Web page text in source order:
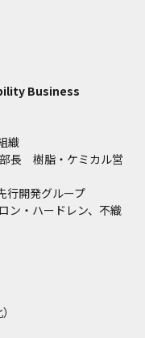
Business
織
長 樹脂・ケミカル営
行開発グループ
ン・ハードレン、不織